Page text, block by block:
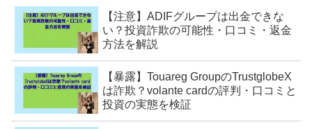
【注意】ADIFグループは出金できな
い？投資詐欺の可能性・口コミ・返金
方法を解説
【暴露】Touareg GroupのTrustglobeX
は詐欺？volante cardの評判・口コミと
投資の実態を検証